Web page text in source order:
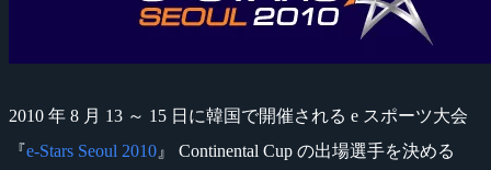
2010 年 8 月 13 ～ 15 日に韓国で開催される e スポーツ大会
『e-Stars Seoul 2010 』 Continental Cup の出場選手を決める